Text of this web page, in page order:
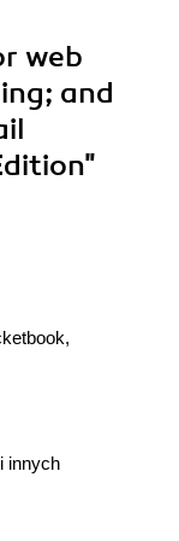
web
and
innych